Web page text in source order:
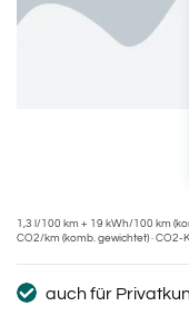
1,3 l/100 km + 19 kWh/100 km
CO2/km (komb. gewichtet) · CO2-
auch für